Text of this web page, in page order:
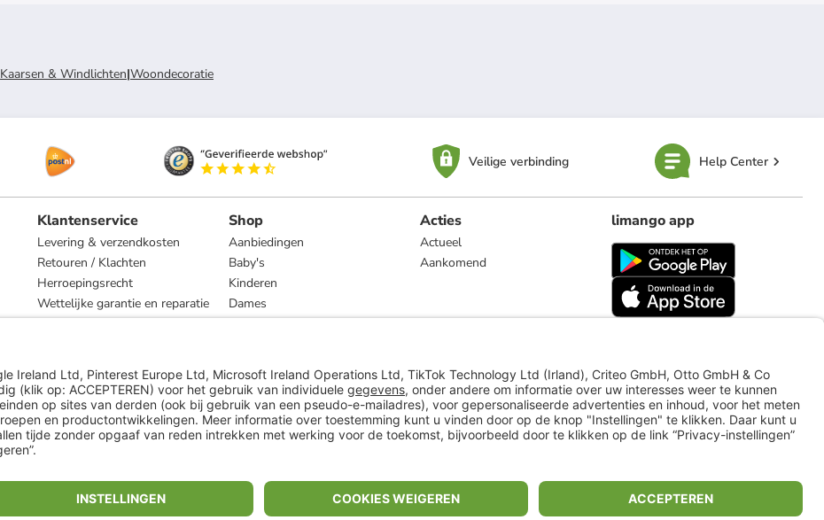
Kaarsen & Windlichten|Woondecoratie
Veilige verbinding Help Center
Klantenservice
Levering & verzendkosten
Retouren / Klachten
Herroepingsrecht
Wettelijke garantie en reparatie
Shop
Aanbiedingen
Baby's
Kinderen
Dames
Heren
Acties
Actueel
Aankomend
limango app
limango.de limango.pl
** Alle prijsopgaven zijn inclusief belasting en exclusief verzendkosten
ᵃ Bij een minimale bestelwaarde van €15.
ᶜ Alle informatie & voorwaarden op
www.limango.nl/invite